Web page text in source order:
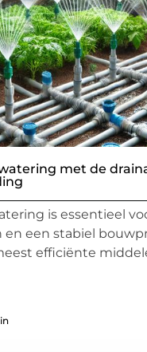
met de
is essentieel
en een stabiel
efficiënte